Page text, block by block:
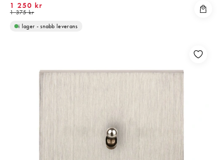
1 250 kr
1 375 kr
i lager - snabb leverans